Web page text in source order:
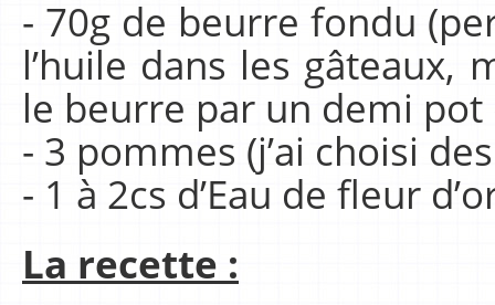
- 70g de beurre fondu
l’huile dans les gâteaux,
le beurre par un demi pot
- 3 pommes (j’ai choisi
- 1 à 2cs d’Eau de fleur
La recette :